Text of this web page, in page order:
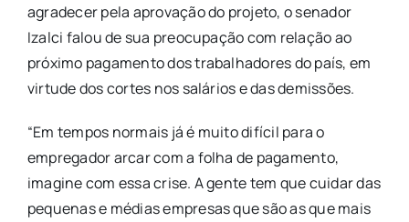
agradecer pela aprovação do projeto, o senador
Izalci falou de sua preocupação com relação ao
próximo pagamento dos trabalhadores do país, em
virtude dos cortes nos salários e das demissões.
“Em tempos normais já é muito difícil para o
empregador arcar com a folha de pagamento,
imagine com essa crise. A gente tem que cuidar das
pequenas e médias empresas que são as que mais